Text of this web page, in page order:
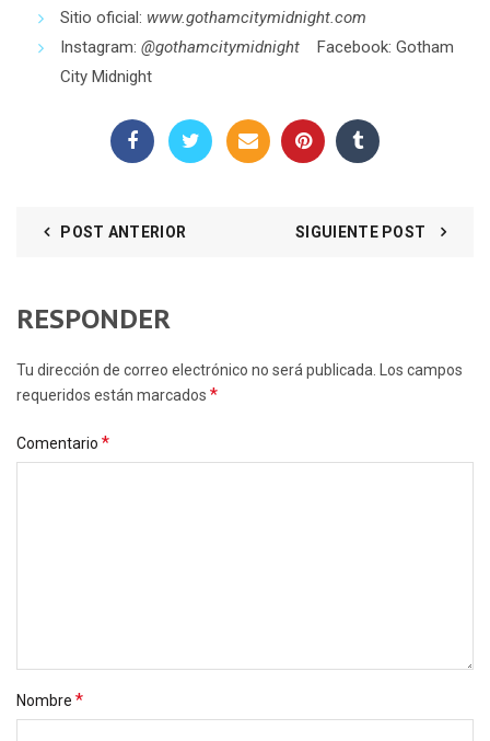
Sitio oficial: www.gothamcitymidnight.com
Instagram: @gothamcitymidnight Facebook: Gotham
City Midnight
POST ANTERIOR SIGUIENTE POST
RESPONDER
Tu dirección de correo electrónico no será publicada. Los campos
requeridos están marcados *
Comentario *
Nombre *